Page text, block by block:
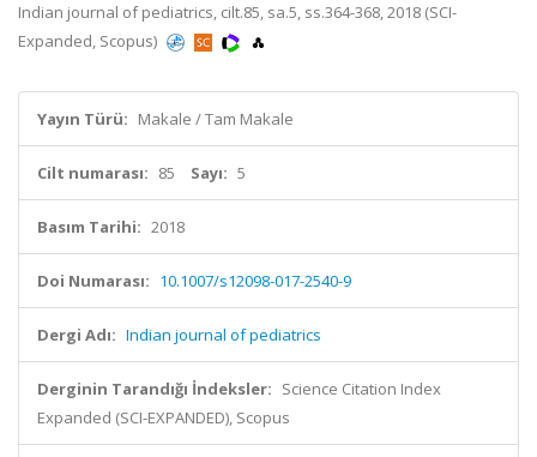
Indian journal of pediatrics, cilt.85, sa.5, ss.364-368, 2018 (SCI-
Expanded, Scopus)
Yayın Türü: Makale / Tam Makale
Cilt numarası: 85 Sayı: 5
Basım Tarihi: 2018
Doi Numarası: 10.1007/s12098-017-2540-9
Dergi Adı: Indian journal of pediatrics
Derginin Tarandığı İndeksler: Science Citation Index
Expanded (SCI-EXPANDED), Scopus